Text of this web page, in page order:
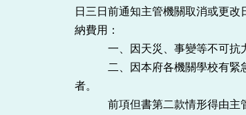
日三日前通知主管機關取消或更
納費用：
一、因天災、事變等不可抗力
二、因本府各機關學校有緊急
者。
前項但書第二款情形得由主管